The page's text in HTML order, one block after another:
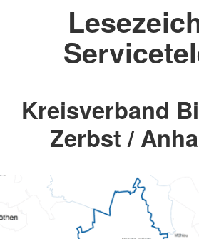
Kreisverband
Zerbst /